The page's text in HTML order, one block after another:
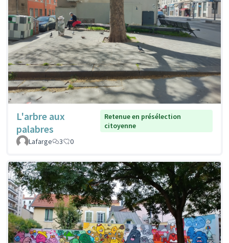
L'arbre aux
palabres
Retenue en présélection
citoyenne
Lafarge
3 0